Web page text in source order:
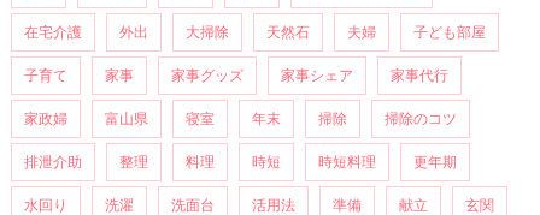
在宅介護 外出 大掃除 天然石 夫婦 子ども部屋
子育て 家事 家事グッズ 家事シェア 家事代行
家政婦 富山県 寝室 年末 掃除 掃除のコツ
排泄介助 整理 料理 時短 時短料理 更年期
水回り 洗濯 洗面台 活用法 準備 献立 玄関